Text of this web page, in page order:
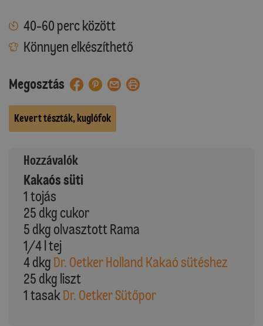
40-60 perc között
Könnyen elkészíthető
Megosztás
Kevert tészták, kuglófok
Hozzávalók
Kakaós süti
1 tojás
25 dkg cukor
5 dkg olvasztott Rama
1/4 l tej
4 dkg Dr. Oetker Holland Kakaó sütéshez
25 dkg liszt
1 tasak Dr. Oetker Sütőpor